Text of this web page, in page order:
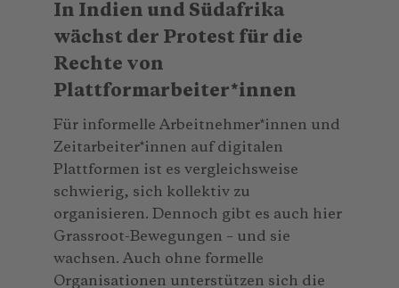
In Indien und Südafrika
wächst der Protest für die
Rechte von
Plattformarbeiter*innen
Für informelle Arbeitnehmer*innen und
Zeitarbeiter*innen auf digitalen
Plattformen ist es vergleichsweise
schwierig, sich kollektiv zu
organisieren. Dennoch gibt es auch hier
Grassroot-Bewegungen – und sie
wachsen. Auch ohne formelle
Organisationen unterstützen sich die